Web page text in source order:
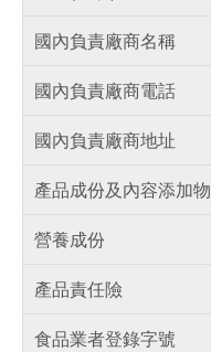
國內負責廠商名稱
國內負責廠商電話
國內負責廠商地址
產品成份及內容添加物
營養成份
產品責任險
食品業者登錄字號